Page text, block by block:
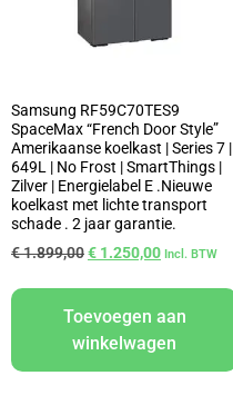
Samsung RF59C70TES9
SpaceMax “French Door Style”
Amerikaanse koelkast | Series 7 |
649L | No Frost | SmartThings |
Zilver | Energielabel E .Nieuwe
koelkast met lichte transport
schade . 2 jaar garantie.
€1.899,00€ 1.250,00 Incl. BTW
Toevoegen aan
winkelwagen